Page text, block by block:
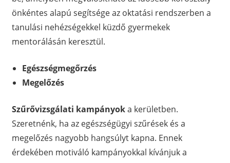
önkéntes alapú segítsége az oktatási rendszerben a
tanulási nehézségekkel küzdő gyermekek
mentorálásán keresztül.
Egészségmegőrzés
Megelőzés
Szűrővizsgálati kampányoka kerületben.
Szeretnénk, ha az egészségügyi szűrések és a
megelőzés nagyobb hangsúlyt kapna. Ennek
érdekében motiváló kampányokkal kívánjuk a